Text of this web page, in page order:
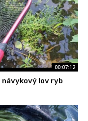
00:07:12
návykový lov ryb